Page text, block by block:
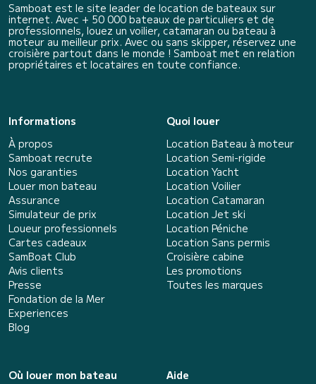
Samboat est le site leader de location de bateaux sur
internet. Avec + 50 000 bateaux de particuliers et de
professionnels, louez un voilier, catamaran ou bateau à
moteur au meilleur prix. Avec ou sans skipper, réservez une
croisière partout dans le monde ! Samboat met en relation
propriétaires et locataires en toute confiance.
Informations
À propos
Samboat recrute
Nos garanties
Louer mon bateau
Assurance
Simulateur de prix
Loueur professionnels
Cartes cadeaux
SamBoat Club
Avis clients
Presse
Fondation de la Mer
Experiences
Blog
Quoi louer
Location Bateau à moteur
Location Semi-rigide
Location Yacht
Location Voilier
Location Catamaran
Location Jet ski
Location Péniche
Location Sans permis
Croisière cabine
Les promotions
Toutes les marques
Où louer mon bateau
Aide